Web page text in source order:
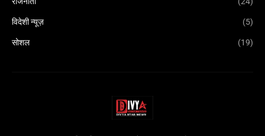
विदेशी न्यूज़ (5)
सोशल (19)